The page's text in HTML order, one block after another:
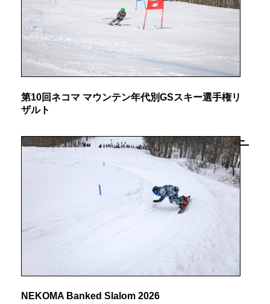
第10回ネコマ マウンテン年代別GSスキー選手権リ
ザルト
NEKOMA Banked Slalom 2026